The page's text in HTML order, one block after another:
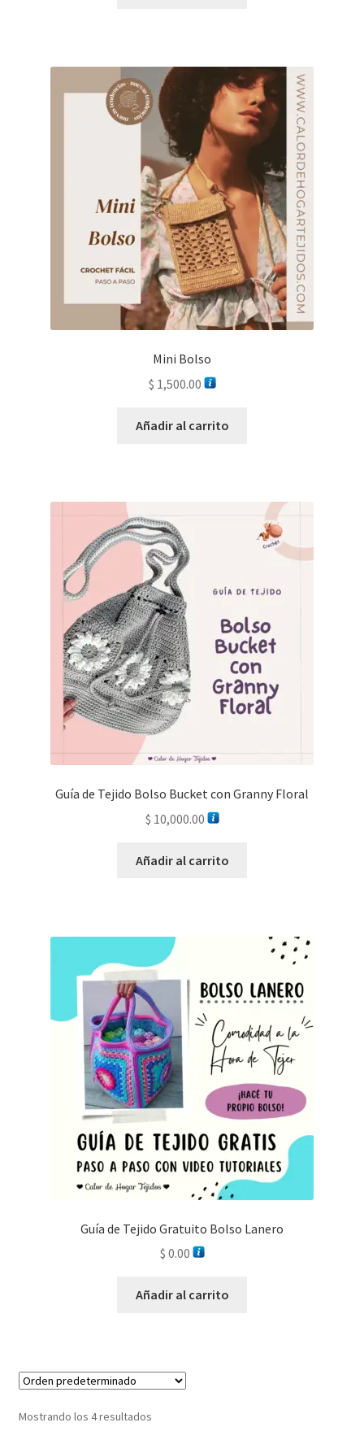
Mini Bolso
$ 1,500.00
Añadir al carrito
Guía de Tejido Bolso Bucket con Granny Floral
$ 10,000.00
Añadir al carrito
Guía de Tejido Gratuito Bolso Lanero
$ 0.00
Añadir al carrito
Mostrando los 4 resultados